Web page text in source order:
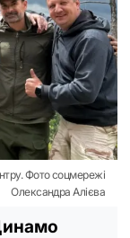
Фото соцмережі
Олександра Алієва